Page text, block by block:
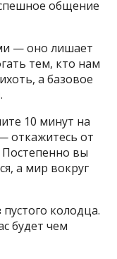
общение
— оно лишает
тем, кто нам
а базовое
10 минут на
откажитесь от
вы
а мир вокруг
колодца.
будет чем